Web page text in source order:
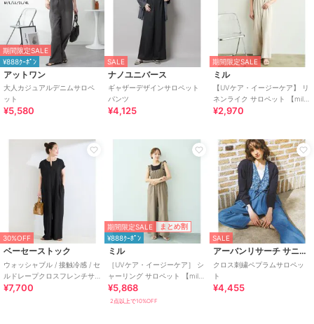
期間限定SALE
¥888ｸｰﾎﾟﾝ
アットワン
大人カジュアルデニムサロペ
ット
¥5,580
SALE
ナノユニバース
ギャザーデザインサロペット
パンツ
¥4,125
期間限定SALE
ミル
【UVケア・イージーケア】 リ
ネンライク サロペット 【mil/
ミル】
¥2,970
30%OFF
ベーセーストック
ウォッシャブル / 接触冷感 / セ
ルドレープクロスフレンチサ
ロペット
¥7,700
期間限定SALE まとめ割
¥888ｸｰﾎﾟﾝ
ミル
［UVケア・イージーケア］ シ
ャーリング サロペット 【mil/
ミル】
¥5,868
2点以上で10%OFF
SALE
アーバンリサーチ サニーレーベル
クロス刺繍ペプラムサロペッ
ト
¥4,455